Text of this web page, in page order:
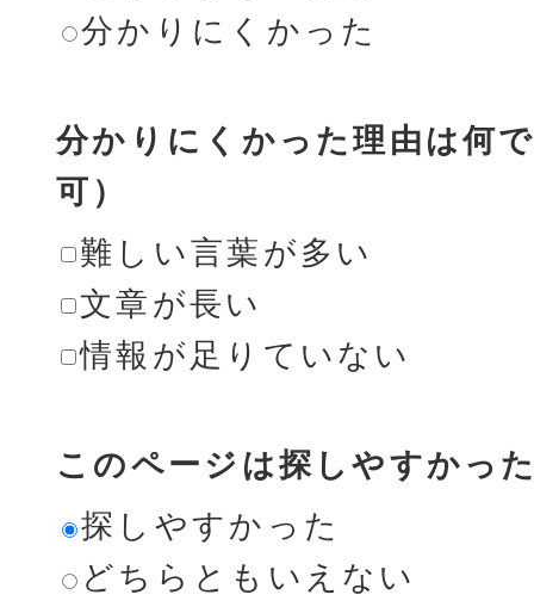
分かりにくかった
分かりにくかった理由は何
可）
難しい言葉が多い
文章が長い
情報が足りていない
このページは探しやすかっ
探しやすかった
どちらともいえない